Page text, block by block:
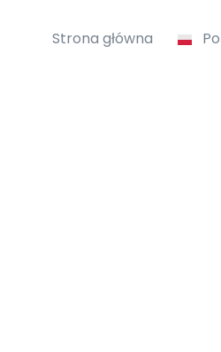
Strona główna